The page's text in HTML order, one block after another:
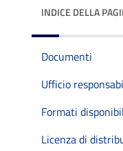
INDICE DELLA
Documenti
Ufficio
Formati
Licenza di